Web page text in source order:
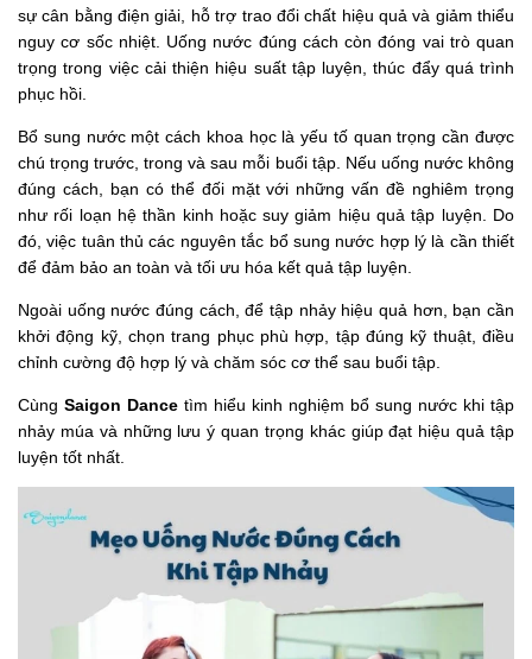
sự cân bằng điện giải, hỗ trợ trao đổi chất hiệu quả và giảm thiểu
nguy cơ sốc nhiệt. Uống nước đúng cách còn đóng vai trò quan
trọng trong việc cải thiện hiệu suất tập luyện, thúc đẩy quá trình
phục hồi.
Bổ sung nước một cách khoa học là yếu tố quan trọng cần được
chú trọng trước, trong và sau mỗi buổi tập. Nếu uống nước không
đúng cách, bạn có thể đối mặt với những vấn đề nghiêm trọng
như rối loạn hệ thần kinh hoặc suy giảm hiệu quả tập luyện. Do
đó, việc tuân thủ các nguyên tắc bổ sung nước hợp lý là cần thiết
để đảm bảo an toàn và tối ưu hóa kết quả tập luyện.
Ngoài uống nước đúng cách,để tập nhảy hiệu quả hơn, bạn cần
khởi động kỹ, chọn trang phục phù hợp, tập đúng kỹ thuật, điều
chỉnh cường độ hợp lý và chăm sóc cơ thể sau buổi tập.
Cùng Saigon Dance tìm hiểu kinh nghiệm bổ sung nước khi tập
nhảy múa và những lưu ý quan trọng khác giúp đạt hiệu quả tập
luyện tốt nhất.